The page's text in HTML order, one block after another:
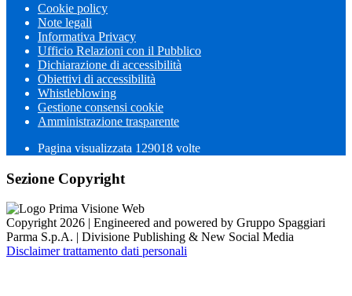
Cookie policy
Note legali
Informativa Privacy
Ufficio Relazioni con il Pubblico
Dichiarazione di accessibilità
Obiettivi di accessibilità
Whistleblowing
Gestione consensi cookie
Amministrazione trasparente
Pagina visualizzata 129018 volte
Sezione Copyright
Copyright 2026 | Engineered and powered by Gruppo Spaggiari
Parma S.p.A. | Divisione Publishing & New Social Media
Disclaimer trattamento dati personali